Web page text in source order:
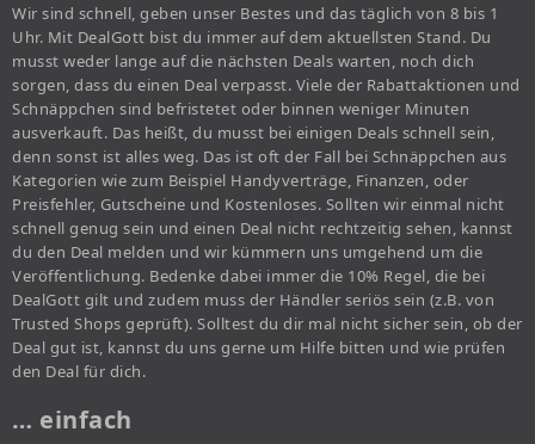
Wir sind schnell, geben unser Bestes und das täglich von 8 bis 1
Uhr. Mit DealGott bist du immer auf dem aktuellsten Stand. Du
musst weder lange auf die nächsten Deals warten, noch dich
sorgen, dass du einen Deal verpasst. Viele der Rabattaktionen und
Schnäppchen sind befristetet oder binnen weniger Minuten
ausverkauft. Das heißt, du musst bei einigen Deals schnell sein,
denn sonst ist alles weg. Das ist oft der Fall bei Schnäppchen aus
Kategorien wie zum Beispiel Handyverträge, Finanzen, oder
Preisfehler, Gutscheine und Kostenloses. Sollten wir einmal nicht
schnell genug sein und einen Deal nicht rechtzeitig sehen, kannst
du den Deal melden und wir kümmern uns umgehend um die
Veröffentlichung. Bedenke dabei immer die 10% Regel, die bei
DealGott gilt und zudem muss der Händler seriös sein (z.B. von
Trusted Shops geprüft). Solltest du dir mal nicht sicher sein, ob der
Deal gut ist, kannst du uns gerne um Hilfe bitten und wie prüfen
den Deal für dich.
… einfach